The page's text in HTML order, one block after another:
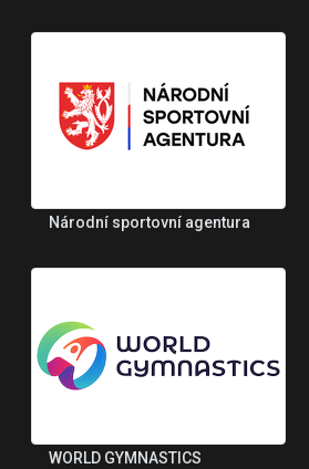
Národní sportovní agentura
WORLD GYMNASTICS